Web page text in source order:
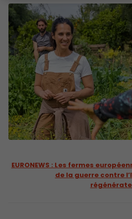
EURONEWS : Les fermes
de la guerre contre